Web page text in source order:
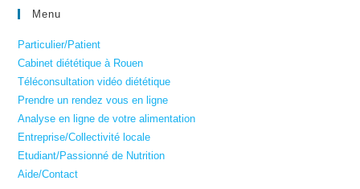
Menu
Particulier/Patient
Cabinet diététique à Rouen
Téléconsultation vidéo diététique
Prendre un rendez vous en ligne
Analyse en ligne de votre alimentation
Entreprise/Collectivité locale
Etudiant/Passionné de Nutrition
Aide/Contact